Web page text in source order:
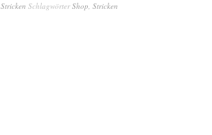
Stricken SchlagwörterShop, Stricken